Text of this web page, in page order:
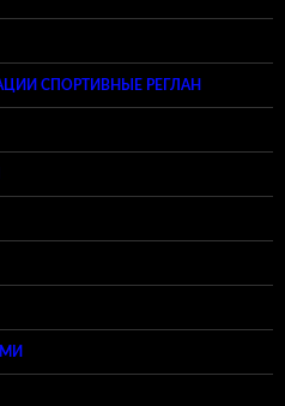
СПОРТИВНЫЕ РЕГЛАН